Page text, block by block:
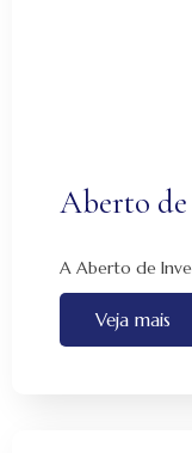
Aberto de
A Aberto de
Veja mais